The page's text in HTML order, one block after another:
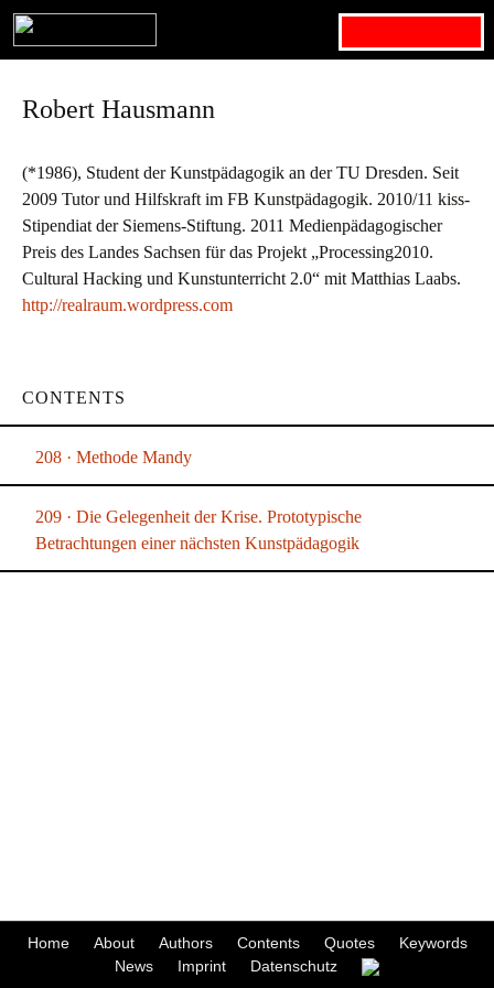
Robert Hausmann
(*1986), Student der Kunstpädagogik an der TU Dresden. Seit
2009 Tutor und Hilfskraft im FB Kunstpädagogik. 2010/11 kiss-
Stipendiat der Siemens-Stiftung. 2011 Medienpädagogischer
Preis des Landes Sachsen für das Projekt „Processing2010.
Cultural Hacking und Kunstunterricht 2.0“ mit Matthias Laabs.
http://realraum.wordpress.com
CONTENTS
208 · Methode Mandy
209 · Die Gelegenheit der Krise. Prototypische
Betrachtungen einer nächsten Kunstpädagogik
Home About Authors Contents Quotes
Keywords
News
Imprint Datenschutz